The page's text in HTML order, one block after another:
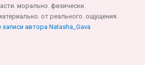
морально. физически.
от реального. ощущения.
автора Natasha_Gava